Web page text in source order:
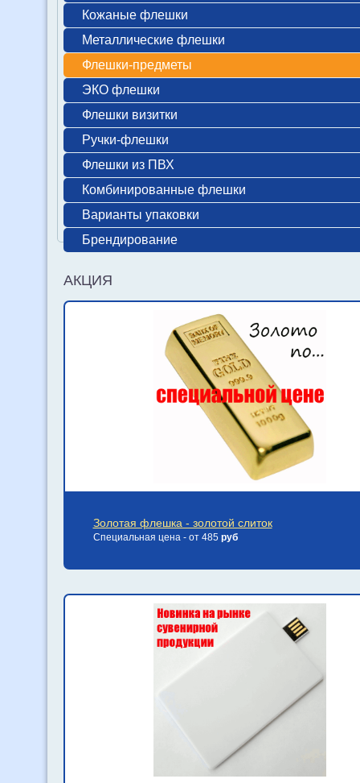
Кожаные флешки
Металлические флешки
Флешки-предметы
ЭКО флешки
Флешки визитки
Ручки-флешки
Флешки из ПВХ
Комбинированные флешки
Варианты упаковки
Брендирование
АКЦИЯ
Золотая флешка - золотой слиток
Специальная цена - от 485 руб